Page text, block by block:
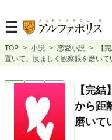
TOP > 小説 > 恋愛小説 >
【
置いて、慎ましく観察眼を磨いて
恋愛 完結 長編
【完
から距
磨いて